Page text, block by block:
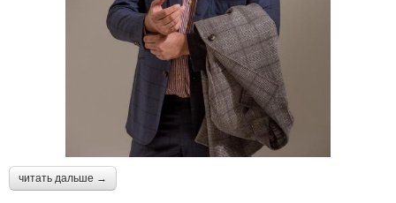
читать дальше →